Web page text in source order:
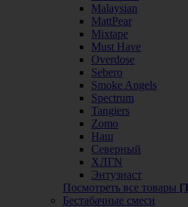
Malaysian
MattPear
Mixtape
Must Have
Overdose
Sebero
Smoke Angels
Spectrum
Tangiers
Zomo
Наш
Северный
ХЛГN
Энтузиаст
Посмотреть все товары
Бестабачные смеси